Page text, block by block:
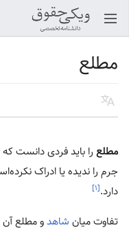
باز کردن منو اصلی
مطلع
زبان
مطلع را باید فردی دانست
جرم را ندیده یا ادراک
دارد.[۱]
تفاوت میان شاهدو مطلع